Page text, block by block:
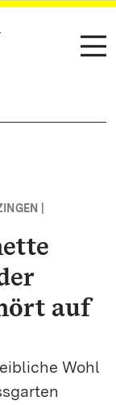
|
auf
Wohl